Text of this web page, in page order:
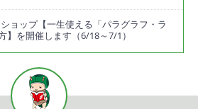
ョップ【一生使える「パラグラフ・ラ
】を開催します（6/18～7/1）